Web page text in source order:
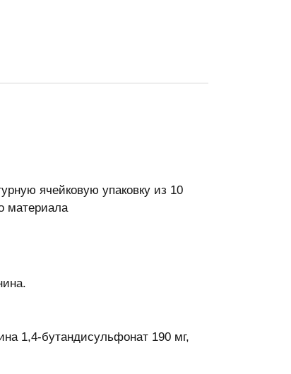
ячейковую упаковку из 10
материала
1,4-бутандисульфонат 190 мг,